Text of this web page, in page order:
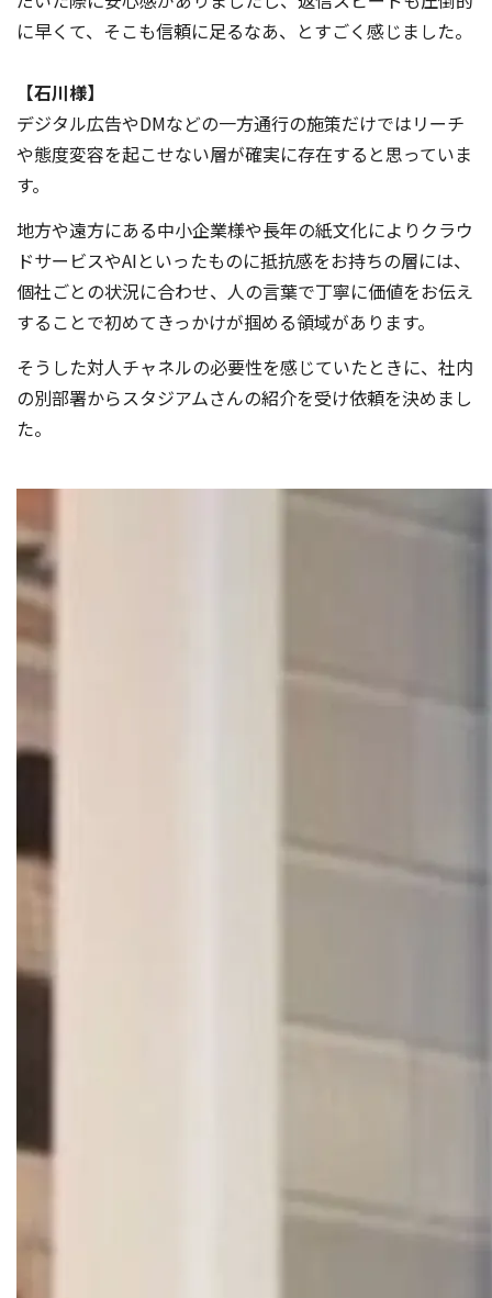
に早くて、そこも信頼に足るなあ、とすごく感じました。
【石川様】
デジタル広告やDMなどの一方通行の施策だけではリーチ
や態度変容を起こせない層が確実に存在すると思っていま
す。
地方や遠方にある中小企業様や長年の紙文化によりクラウ
ドサービスやAIといったものに抵抗感をお持ちの層には、
個社ごとの状況に合わせ、人の言葉で丁寧に価値をお伝え
することで初めてきっかけが掴める領域があります。
そうした対人チャネルの必要性を感じていたときに、社内
の別部署からスタジアムさんの紹介を受け依頼を決めまし
た。